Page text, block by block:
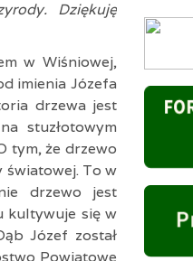
Dziękuję
w Wiśniowej,
imienia Józefa
drzewa jest
stuzłotowym
tym, że drzewo
światowej. To w
drzewo jest
kultywuje się w
Józef został
Powiatowe